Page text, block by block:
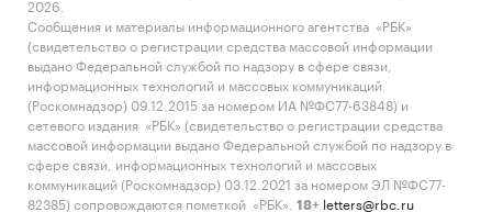
2026.
Сообщения и материалы информационного агентства «РБК»
(свидетельство о регистрации средства массовой информации
выдано Федеральной службой по надзору в сфере связи,
информационных технологий и массовых коммуникаций
(Роскомнадзор) 09.12.2015 за номером ИА №ФС77-63848) и
сетевого издания «РБК» (свидетельство о регистрации средства
массовой информации выдано Федеральной службой по надзору в
сфере связи, информационных технологий и массовых
коммуникаций (Роскомнадзор) 03.12.2021 за номером ЭЛ №ФС77-
82385) сопровождаются пометкой «РБК».
18+ letters@rbc.ru